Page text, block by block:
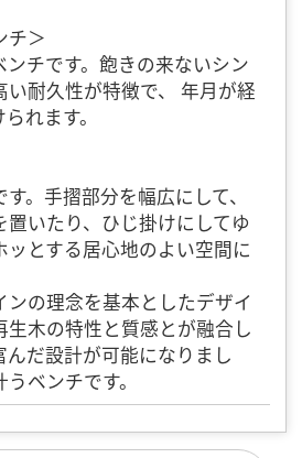
チ＞
ンチです。飽きの来ないシン
い耐久性が特徴で、 年月が経
れます。
。手摺部分を幅広にして、
いたり、ひじ掛けにしてゆ
ッとする居心地のよい空間に
の理念を基本としたデザイ
生木の特性と質感とが融合し
だ設計が可能になりまし
ベンチです。